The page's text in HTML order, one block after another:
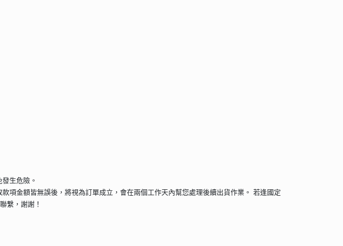
生危險。
項金額皆無誤後，將視為訂單成立，會在兩個工作天內幫您處理後續出貨作業。 若逢國定
繫，謝謝！